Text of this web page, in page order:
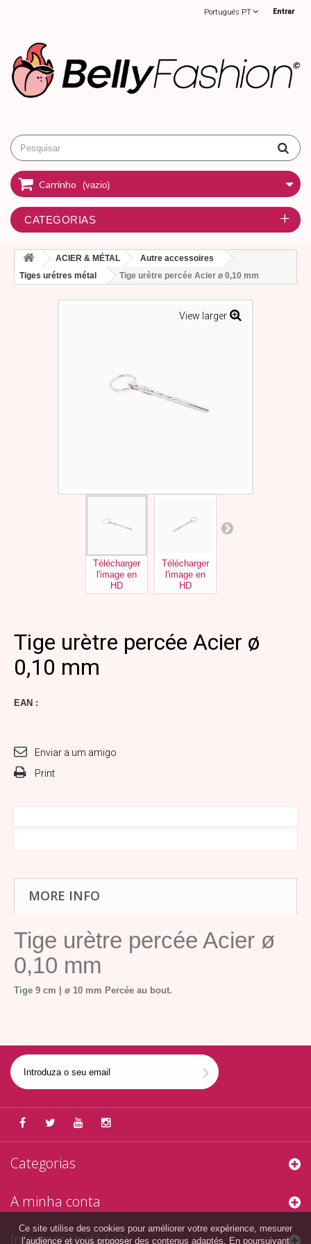
Entrar
Português PT
Carrinho (vazio)
CATEGORIAS
ACIER & MÉTAL
Autre accessoires
Tiges urétres métal
Tige urètre percée Acier ø 0,10 mm
View larger
Télécharger
l'image en
HD
Télécharger
l'image en
HD
Tige urètre percée Acier ø
0,10 mm
EAN :
Enviar a um amigo
Print
MORE INFO
Tige urètre percée Acier ø
0,10 mm
Tige 9 cm | ø 10 mm Percée au bout.
Categorias
A minha conta
Informação da Loja
Ce site utilise des cookies pour améliorer votre expérience, mesurer
l’audience et vous proposer des contenus adaptés. En poursuivant